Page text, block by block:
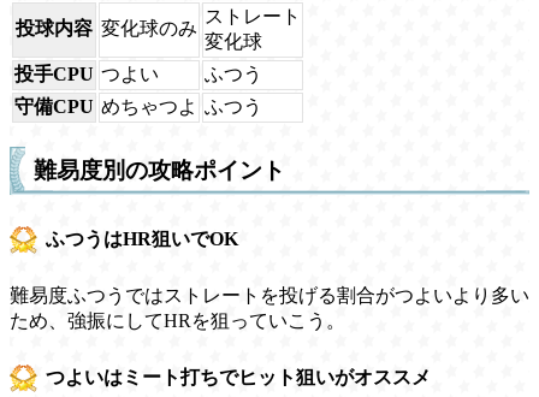
投球内容 変化球のみ
ストレート
変化球
投手CPU つよい
ふつう
守備CPU めちゃつよ ふつう
難易度別の攻略ポイント
ふつうはHR狙いでOK
難易度ふつうではストレートを投げる割合がつよいより多い
ため、強振にしてHRを狙っていこう。
つよいはミート打ちでヒット狙いがオススメ